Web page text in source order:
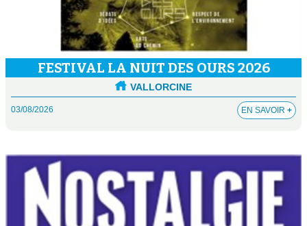
FESTIVAL LA NUIT DES OURS 2026
VALLORCINE
03/08/2026 EN SAVOIR +